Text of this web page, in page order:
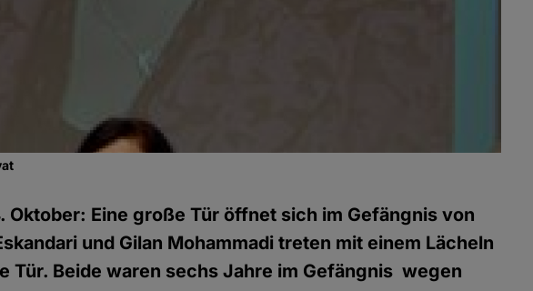
Oktober: Eine große Tür öffnet sich im Gefängnis von
und Gilan Mohammadi treten mit einem Lächeln
Tür. Beide waren sechs Jahre im Gefängnis wegen